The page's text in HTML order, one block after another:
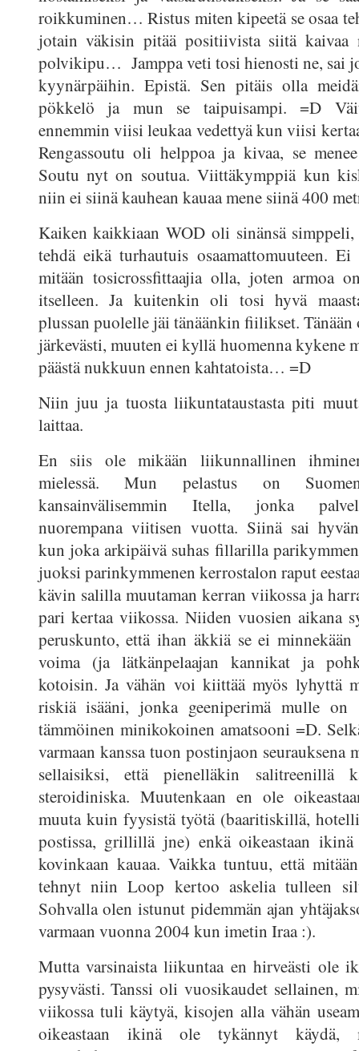
roikkuminen… Ristus miten kipeetä se osaa
jotain väkisin pitää positiivista siitä kaivaa
polvikipu… Jamppa veti tosi hienosti ne, sai
kyynärpäihin. Epistä. Sen pitäis olla
pökkelö ja mun se taipuisampi. =D
ennemmin viisi leukaa vedettyä kun viisi
Rengassoutu oli helppoa ja kivaa, se
Soutu nyt on soutua. Viittäkymppiä kun
niin ei siinä kauhean kauaa mene siinä 400
Kaiken kaikkiaan WOD oli sinänsä simppeli,
tehdä eikä turhautuis osaamattomuuteen.
mitään tosicrossfittaajia olla, joten armoa
itselleen. Ja kuitenkin oli tosi hyvä
plussan puolelle jäi tänäänkin fiilikset. Tänään
järkevästi, muuten ei kyllä huomenna kykene
päästä nukkuun ennen kahtatoista… =D
Niin juu ja tuosta liikuntataustasta piti
laittaa.
En siis ole mikään liikunnallinen
mielessä. Mun pelastus on
kansainvälisemmin Itella, jonka
nuorempana viitisen vuotta. Siinä sai
kun joka arkipäivä suhas fillarilla
juoksi parinkymmenen kerrostalon raput
kävin salilla muutaman kerran viikossa ja
pari kertaa viikossa. Niiden vuosien aikana
peruskunto, että ihan äkkiä se ei minnekään
voima (ja lätkänpelaajan kannikat ja
kotoisin. Ja vähän voi kiittää myös lyhyttä
riskiä isääni, jonka geeniperimä mulle on
tämmöinen minikokoinen amatsooni =D.
varmaan kanssa tuon postinjaon seurauksena
sellaisiksi, että pienelläkin salitreenillä
steroidiniska. Muutenkaan en ole
muuta kuin fyysistä työtä (baaritiskillä,
postissa, grillillä jne) enkä oikeastaan
kovinkaan kauaa. Vaikka tuntuu, että
tehnyt niin Loop kertoo askelia tulleen
Sohvalla olen istunut pidemmän ajan
varmaan vuonna 2004 kun imetin Iraa :).
Mutta varsinaista liikuntaa en hirveästi ole
pysyvästi. Tanssi oli vuosikaudet sellainen,
viikossa tuli käytyä, kisojen alla vähän
oikeastaan ikinä ole tykännyt käydä,